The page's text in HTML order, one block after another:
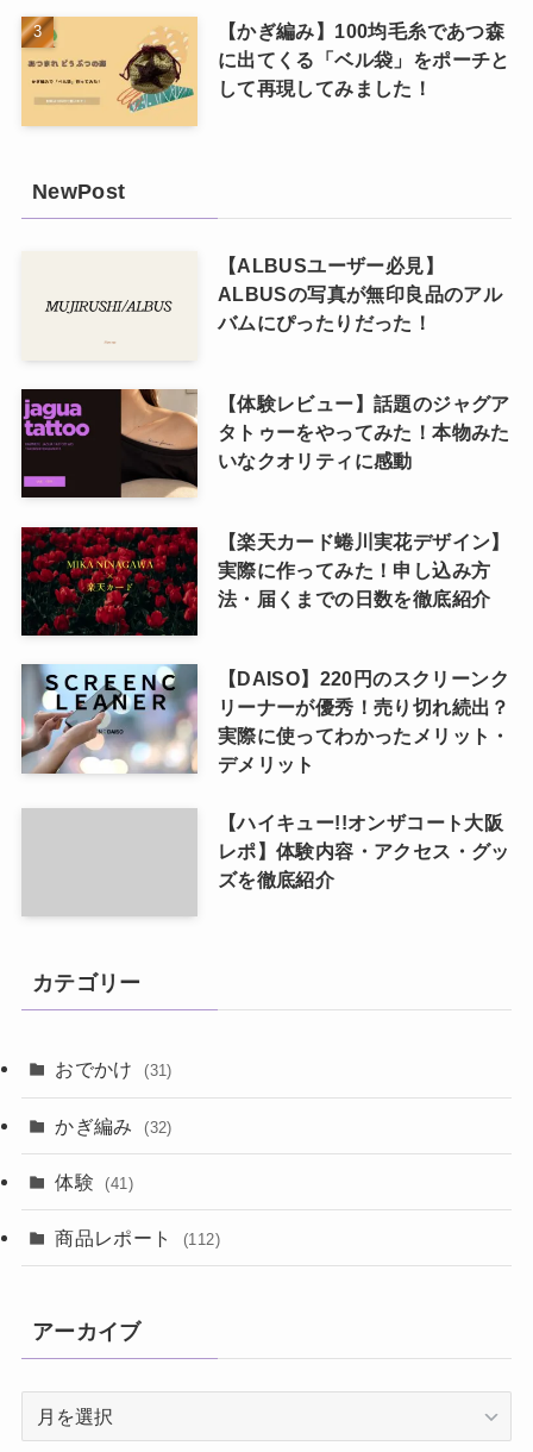
【かぎ編み】100均毛糸であつ森
に出てくる「ベル袋」をポーチと
して再現してみました！
NewPost
【ALBUSユーザー必見】
ALBUSの写真が無印良品のアル
バムにぴったりだった！
【体験レビュー】話題のジャグア
タトゥーをやってみた！本物みた
いなクオリティに感動
【楽天カード蜷川実花デザイン】
実際に作ってみた！申し込み方
法・届くまでの日数を徹底紹介
【DAISO】220円のスクリーンク
リーナーが優秀！売り切れ続出？
実際に使ってわかったメリット・
デメリット
【ハイキュー!!オンザコート大阪
レポ】体験内容・アクセス・グッ
ズを徹底紹介
カテゴリー
おでかけ (31)
かぎ編み (32)
体験 (41)
商品レポート (112)
アーカイブ